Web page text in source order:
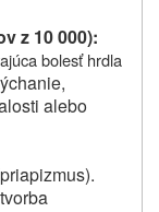
z 10 000):
bolesť hrdla
alebo